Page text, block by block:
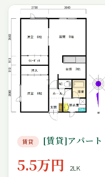
賃貸 [賃貸]アパート
5.5万円
2LK